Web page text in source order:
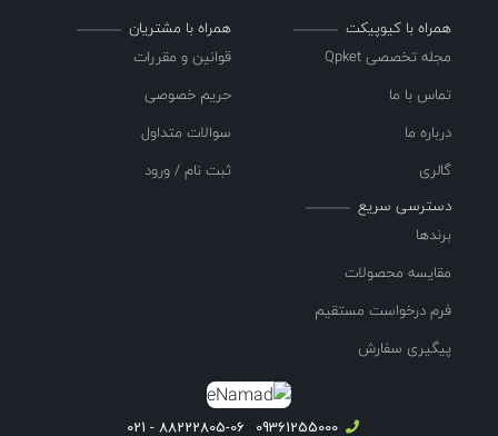
همراه با کیوپیکت
مجله تخصصی Qpket
تماس با ما
درباره ما
گالری
همراه با مشتریان
قوانین و مقررات
حریم خصوصی
سوالات متداول
ثبت نام / ورود
دسترسی سریع
برندها
مقایسه محصولات
فرم درخواست مستقیم
پیگیری سفارش
09361255000
88222805-06 - 021